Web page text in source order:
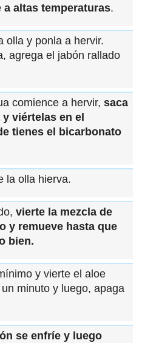
a altas temperaturas.
olla y ponla a hervir.
agrega el jabón rallado
comience a hervir, saca
viértelas en el
tienes el bicarbonato
la olla hierva.
vierte la mezcla de
y remueve hasta que
bien.
y vierte el aloe
minuto y luego, apaga
se enfríe y luego